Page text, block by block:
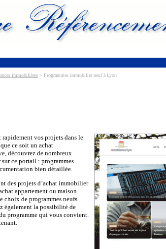
immobilières > Programmes immobilier neuf à Lyon
vos projets dans le
ce soit un achat
découvrez de nombreux
ce portail : programmes
bien détaillée.
des projets d’achat immobilier
appartement ou maison
choix de programmes neufs
également la possibilité de
programme qui vous convient.